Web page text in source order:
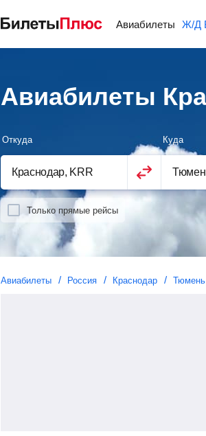
Авиабилеты Ж/Д
Авиабилеты
Откуда Куда
Только прямые рейсы
Авиабилеты Россия Краснодар Тюмень